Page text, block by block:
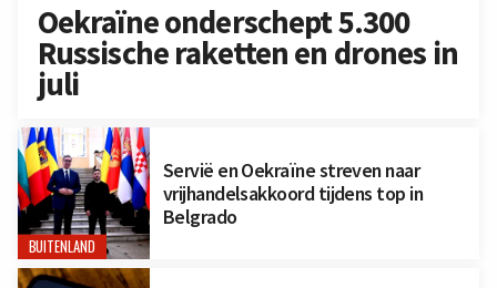
Oekraïne onderschept 5.300
Russische raketten en drones in
juli
BUITENLAND
Servië en Oekraïne streven naar
vrijhandelsakkoord tijdens top in
Belgrado